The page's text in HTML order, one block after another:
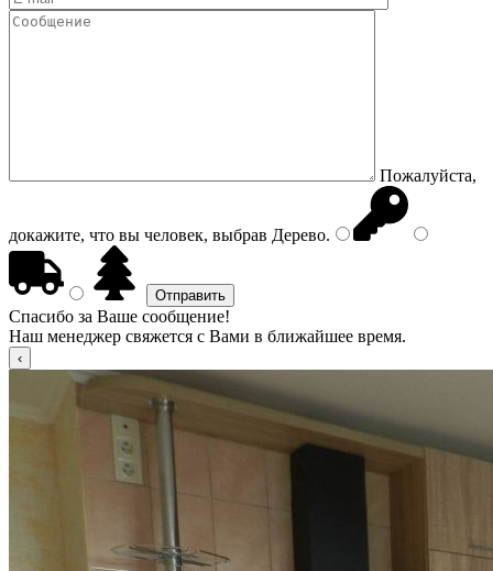
Пожалуйста,
докажите, что вы человек, выбрав Дерево.
Спасибо за Ваше сообщение!
Наш менеджер свяжется с Вами в ближайшее время.